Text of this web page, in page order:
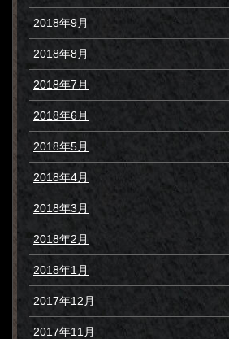
2018年9月
2018年8月
2018年7月
2018年6月
2018年5月
2018年4月
2018年3月
2018年2月
2018年1月
2017年12月
2017年11月